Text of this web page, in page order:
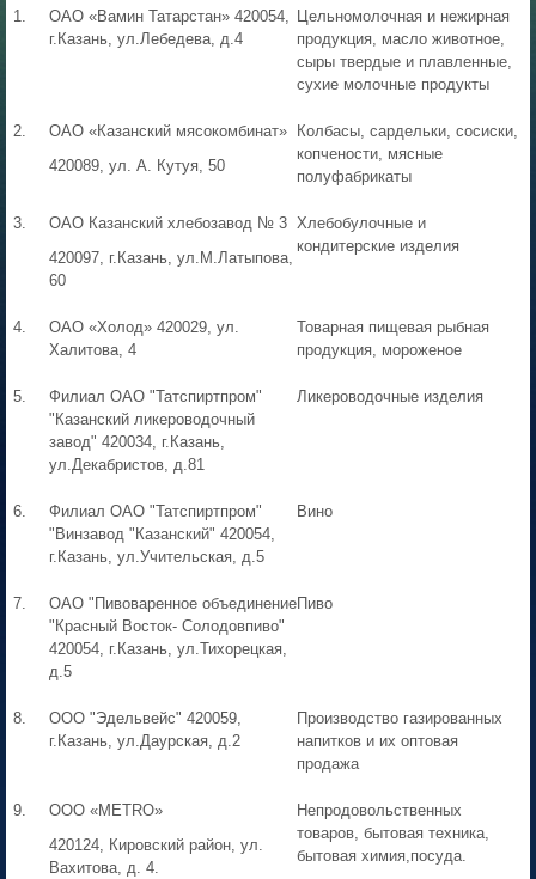
1.
ОАО «Вамин Татарстан» 420054,
г.Казань, ул.Лебедева, д.4
Цельномолочная и нежирная
продукция, масло животное,
сыры твердые и плавленные,
сухие молочные продукты
2.
ОАО «Казанский мясокомбинат»
420089, ул. А. Кутуя, 50
Колбасы, сардельки, сосиски,
копчености, мясные
полуфабрикаты
3.
ОАО Казанский хлебозавод № 3
420097, г.Казань, ул.М.Латыпова,
60
Хлебобулочные и
кондитерские изделия
4.
ОАО «Холод» 420029, ул.
Халитова, 4
Товарная пищевая рыбная
продукция, мороженое
5.
Филиал ОАО "Татспиртпром"
"Казанский ликероводочный
завод" 420034, г.Казань,
ул.Декабристов, д.81
Ликероводочные изделия
6.
Филиал ОАО "Татспиртпром"
"Винзавод "Казанский" 420054,
г.Казань, ул.Учительская, д.5
Вино
7.
ОАО "Пивоваренное объединение
"Красный Восток- Солодовпиво"
420054, г.Казань, ул.Тихорецкая,
д.5
Пиво
8.
ООО "Эдельвейс" 420059,
г.Казань, ул.Даурская, д.2
Производство газированных
напитков и их оптовая
продажа
9.
ООО «METRO»
420124, Кировский район, ул.
Вахитова, д. 4.
Непродовольственных
товаров, бытовая техника,
бытовая химия,посуда.